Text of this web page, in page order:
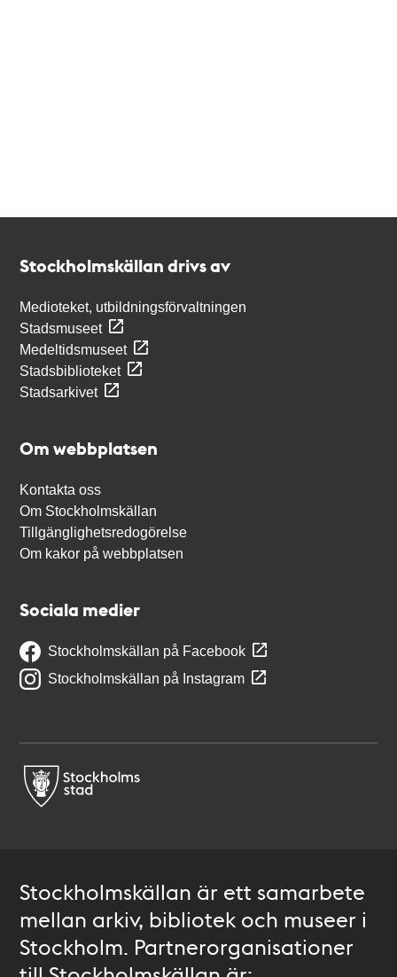
Stockholmskällan drivs av
Medioteket, utbildningsförvaltningen
Stadsmuseet
Medeltidsmuseet
Stadsbiblioteket
Stadsarkivet
Om webbplatsen
Kontakta oss
Om Stockholmskällan
Tillgänglighetsredogörelse
Om kakor på webbplatsen
Sociala medier
Stockholmskällan på Facebook
Stockholmskällan på Instagram
Stockholmskällan är ett samarbete
mellan arkiv, bibliotek och museer i
Stockholm. Partnerorganisationer